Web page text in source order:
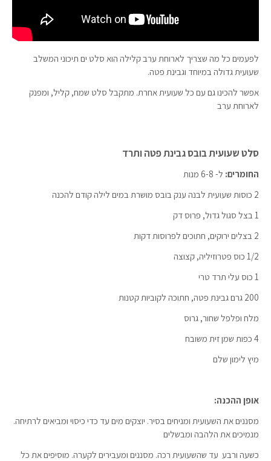
לפעמים כל מה שצריך לארוחת ערב קלילה הוא סלט ים תיכוני המשלב
שעועית גדולה במיוחד וגבינת פטה.
אפשר להכינו גם עם כל שעועית אחרת. מתקבל סלט שמח, קליל, ומפנק
לארוחת ערב
סלט שעועית בובס גבינת פטה ותרד
החומרים: ל- 6-8 מנות
2 כוסות שעועית לבנה ענק בובס מושרת במים לילה קודם להכנה
1 בצל סגול גדול, פרוס דק
2 בצלים ירוקים, חתוכים לפרוסות דקות
1/2 כוס פטרוזיליה, קצוצה
1 כוס עלי תרד טרי
200 גרם גבינת פטה, חתוכה לקוביות קטנות
מלח ופלפל שחור, גרוס
4 כפות שמן זית משובח
מיץ לימון שלם
אופן ההכנה:
מסננים את השעועית ומניחים בסיר. יוצקים מים עד כדי כיסוי ומביאים לרתיחה.
מנמיכים את הלהבה ומבשלים
כשעה ורבע עד שהשעועית רכה. מסננים ומעבירים לקערה. מוסיפים את כל